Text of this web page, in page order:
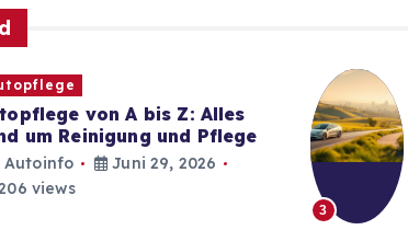
von A bis Z: Alles
um Reinigung und Pflege
Autoinfo
Juni 29, 2026
views
3